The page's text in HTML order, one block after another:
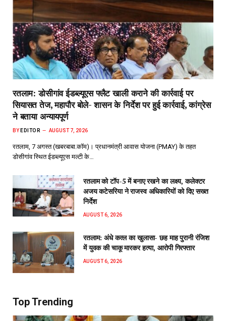
रतलाम: डोसीगांव ईडब्ल्यूएस फ्लैट खाली कराने की कार्रवाई पर
सियासत तेज, महापौर बोले- शासन के निर्देश पर हुई कार्रवाई, कांग्रेस
ने बताया अन्यायपूर्ण
BY EDITOR AUGUST 7, 2026
रतलाम, 7 अगस्त (खबरबाबा.कॉम)। प्रधानमंत्री आवास योजना (PMAY) के तहत
डोसीगांव स्थित ईडब्ल्यूएस मल्टी के…
रतलाम को टॉप-5 में बनाए रखने का लक्ष्य, कलेक्टर
अजय कटेसरिया ने राजस्व अधिकारियों को दिए सख्त
निर्देश
AUGUST 6, 2026
रतलाम: अंधे कत्ल का खुलासा- छह माह पुरानी रंजिश
में युवक की चाकू मारकर हत्या, आरोपी गिरफ्तार
AUGUST 6, 2026
Top Trending